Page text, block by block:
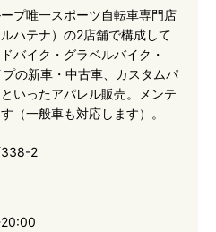
プ唯一スポーツ自転車専門店
ハテナ）の2店舗で構成して
バイク・グラベルバイク・
の新車・中古車、カスタムパ
いったアパレル販売。メンテ
（一般車も対応します）。
338-2
20:00